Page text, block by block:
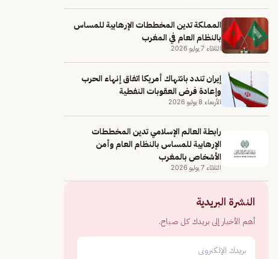
المملكة تدين المخططات الإرهابية للمساس
بالنظام العام في المغرب
الثلاثاء 7 يوليو 2026
إيران تندد بانتهاك أمريكا اتفاق إنهاء الحرب
وإعادة فرض العقوبات النفطية
الأربعاء 8 يوليو 2026
رابطة العالم الإسلامي تدين المخططات
الإرهابية للمساس بالنظام العام وأمن
الأشخاص بالمغرب
الثلاثاء 7 يوليو 2026
النشرة البريدية
أهم الأخبار إلى بريدك كل صباح.